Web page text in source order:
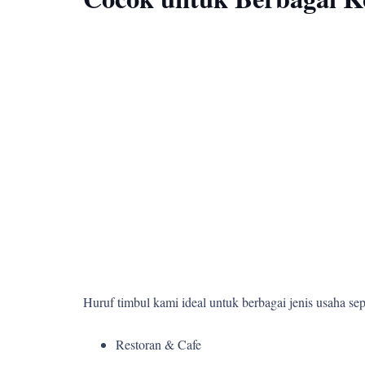
Huruf timbul kami ideal untuk berbagai jenis usaha
Restoran & Cafe